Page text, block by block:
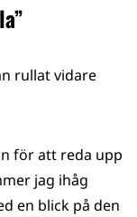
rullat vidare
för att reda upp
jag ihåg
en blick på den